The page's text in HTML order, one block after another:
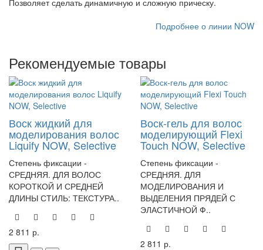
Подробнее о линии NOW
Рекомендуемые товары
Воск жидкий для
моделирования волос
Liquify NOW, Selective
Степень фиксации -
СРЕДНЯЯ. ДЛЯ ВОЛОС
КОРОТКОЙ И СРЕДНЕЙ
ДЛИНЫ СТИЛЬ: ТЕКСТУРА..
2 811 р.
Воск-гель для волос
моделирующий Flexi
Touch NOW, Selective
Степень фиксации -
СРЕДНЯЯ. ДЛЯ
МОДЕЛИРОВАНИЯ И
ВЫДЕЛЕНИЯ ПРЯДЕЙ С
ЭЛАСТИЧНОЙ Ф..
2 811 р.